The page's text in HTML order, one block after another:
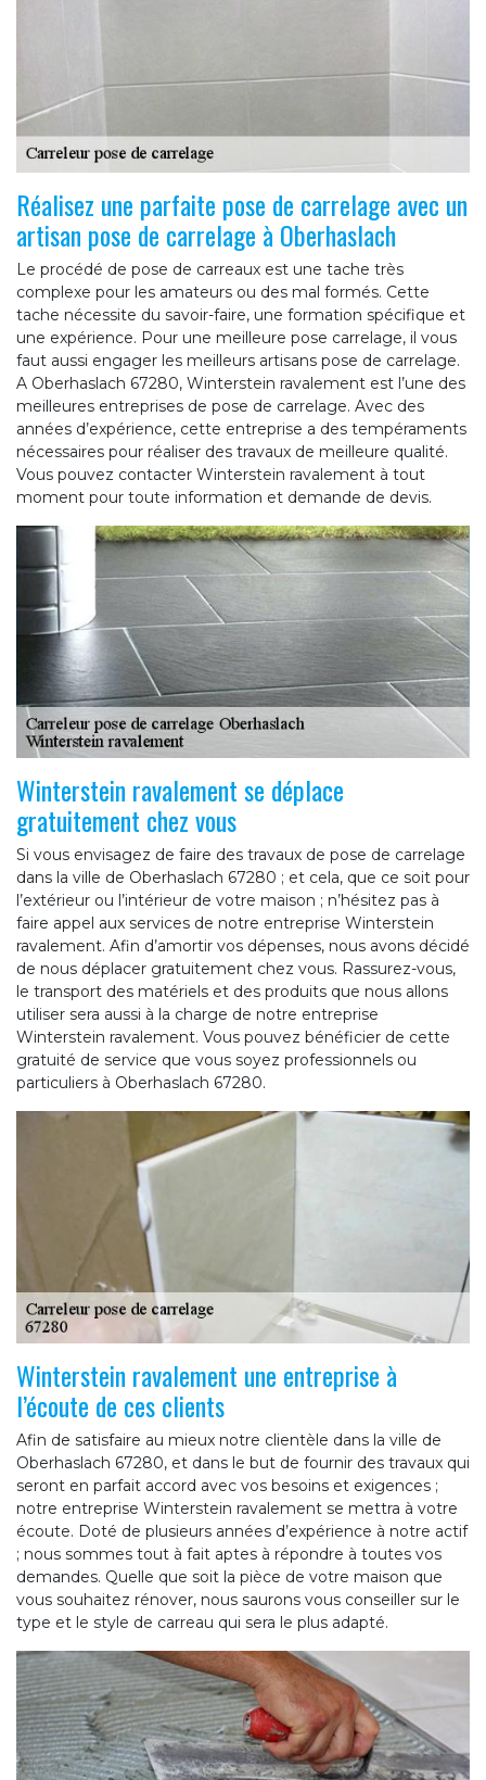
Réalisez une parfaite pose de carrelage avec un
artisan pose de carrelage à Oberhaslach
Le procédé de pose de carreaux est une tache très
complexe pour les amateurs ou des mal formés. Cette
tache nécessite du savoir-faire, une formation spécifique et
une expérience. Pour une meilleure pose carrelage, il vous
faut aussi engager les meilleurs artisans pose de carrelage.
A Oberhaslach 67280, Winterstein ravalement est l’une des
meilleures entreprises de pose de carrelage. Avec des
années d’expérience, cette entreprise a des tempéraments
nécessaires pour réaliser des travaux de meilleure qualité.
Vous pouvez contacter Winterstein ravalement à tout
moment pour toute information et demande de devis.
Winterstein ravalement se déplace
gratuitement chez vous
Si vous envisagez de faire des travaux de pose de carrelage
dans la ville de Oberhaslach 67280 ; et cela, que ce soit pour
l’extérieur ou l’intérieur de votre maison ; n’hésitez pas à
faire appel aux services de notre entreprise Winterstein
ravalement. Afin d’amortir vos dépenses, nous avons décidé
de nous déplacer gratuitement chez vous. Rassurez-vous,
le transport des matériels et des produits que nous allons
utiliser sera aussi à la charge de notre entreprise
Winterstein ravalement. Vous pouvez bénéficier de cette
gratuité de service que vous soyez professionnels ou
particuliers à Oberhaslach 67280.
Winterstein ravalement une entreprise à
l’écoute de ces clients
Afin de satisfaire au mieux notre clientèle dans la ville de
Oberhaslach 67280, et dans le but de fournir des travaux qui
seront en parfait accord avec vos besoins et exigences ;
notre entreprise Winterstein ravalement se mettra à votre
écoute. Doté de plusieurs années d’expérience à notre actif
; nous sommes tout à fait aptes à répondre à toutes vos
demandes. Quelle que soit la pièce de votre maison que
vous souhaitez rénover, nous saurons vous conseiller sur le
type et le style de carreau qui sera le plus adapté.